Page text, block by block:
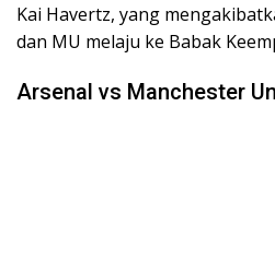
Kai Havertz, yang
dan MU melaju ke Babak
Arsenal vs Manchester